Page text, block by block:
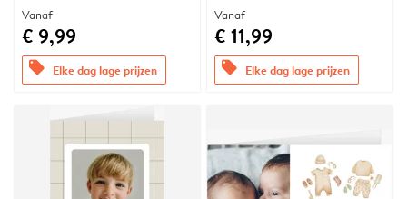
Vanaf
€ 9,99
offers Elke dag lage prijzen
Vanaf
€ 11,99
offers Elke dag lage prijzen